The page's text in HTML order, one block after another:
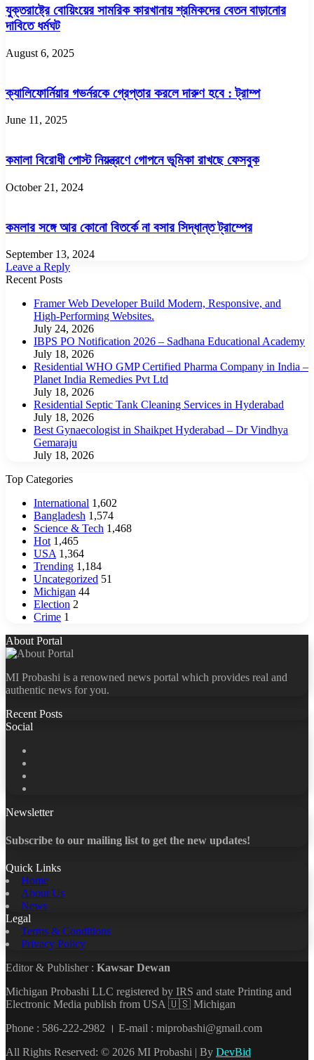
যুক্তরাষ্ট্রে বোয়িংয়ের সামরিক কারখানায় শ্রমিকদের বেতন বাড়ানোর
দাবিতে ধর্মঘট
August 6, 2025
ক্যালিফোর্নিয়ার গভর্নরকে গ্রেপ্তার করলে দারুণ হবে : ট্রাম্প
June 11, 2025
কমালা বিরোধী পোস্ট নিয়ন্ত্রণে গোপনে ভূমিকা রাখছে ফেসবুক
October 21, 2024
কমলার সঙ্গে আর কোনো বিতর্কে না বসার সিদ্ধান্ত ট্রাম্পের
September 13, 2024
Leave a Reply
Recent Posts
Framer Web Developer Build Modern, Responsive, and
High-Performing Websites.
July 24, 2026
IBPS PO Notification 2026 – Sadhana Educational Academy
July 18, 2026
Residential WHO GMP Certified Pharma Company in India –
Planet India Remedies Pvt Ltd
July 18, 2026
Residential Septic Tank Cleaning Services in Hyderabad
July 18, 2026
Best Gynaecologist in Shaikpet Hyderabad – Dr Vindhya
Gemaraju
July 18, 2026
Top Categories
International 1,602
Bangladesh 1,574
Science & Tech 1,468
Hot 1,465
USA 1,364
Trending 1,184
Uncategorized 51
Michigan 44
Election 2
Crime 1
About Portal
MI Probashi is a renowned news portal which provides real and
authentic news for you.
Recent Posts
Social
Newsletter
Subscribe to our mailing list to get the new updates!
Quick Links
Home
About Us
News
Legal
Terms & Conditions
Privacy Policy
Editor & Publisher : Kawsar Dewan
Michigan Probashi LLC registered by IRS and state Printing and
Electronic Media publish from USA 🇺🇸 Michigan
Phone : 586-222-2982 । E-mail : miprobashi@gmail.com
All Rights Reserved: © 2026 MI Probashi | By DevBid